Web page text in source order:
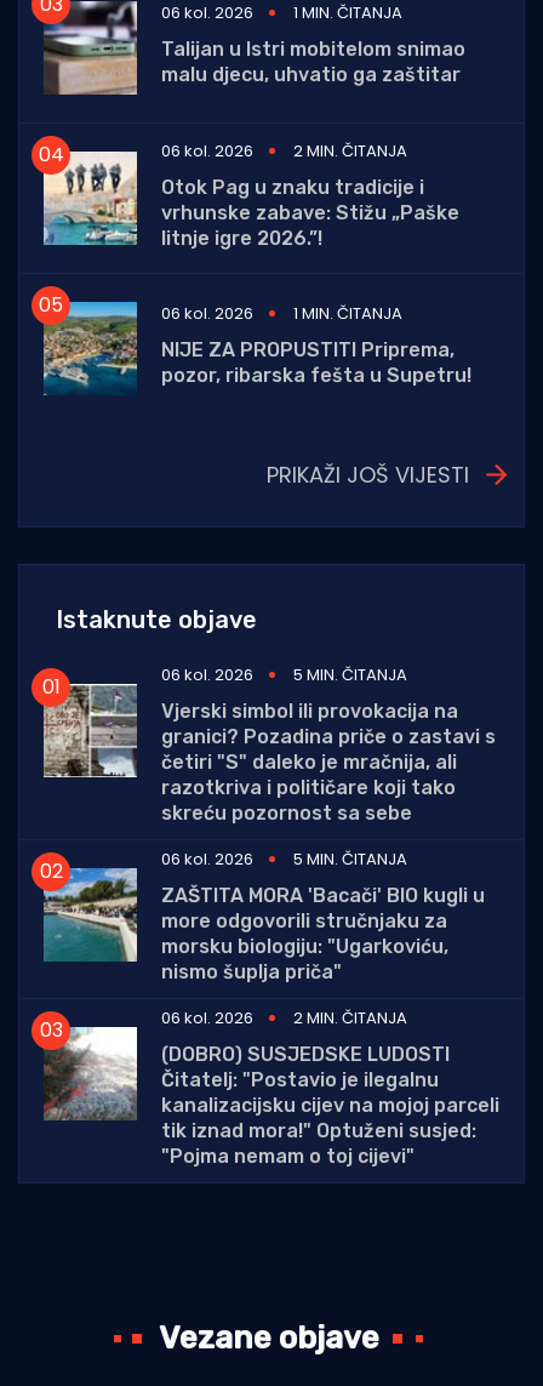
06 kol. 2026
1 MIN. ČITANJA
Talijan u Istri mobitelom snimao
malu djecu, uhvatio ga zaštitar
06 kol. 2026
2 MIN. ČITANJA
Otok Pag u znaku tradicije i
vrhunske zabave: Stižu „Paške
litnje igre 2026.”!
06 kol. 2026
1 MIN. ČITANJA
NIJE ZA PROPUSTITI Priprema,
pozor, ribarska fešta u Supetru!
PRIKAŽI JOŠ VIJESTI
Istaknute objave
06 kol. 2026
5 MIN. ČITANJA
Vjerski simbol ili provokacija na
granici? Pozadina priče o zastavi s
četiri "S" daleko je mračnija, ali
razotkriva i političare koji tako
skreću pozornost sa sebe
06 kol. 2026
5 MIN. ČITANJA
ZAŠTITA MORA 'Bacači' BIO kugli u
more odgovorili stručnjaku za
morsku biologiju: "Ugarkoviću,
nismo šuplja priča"
06 kol. 2026
2 MIN. ČITANJA
(DOBRO) SUSJEDSKE LUDOSTI
Čitatelj: "Postavio je ilegalnu
kanalizacijsku cijev na mojoj parceli
tik iznad mora!" Optuženi susjed:
"Pojma nemam o toj cijevi"
Vezane objave